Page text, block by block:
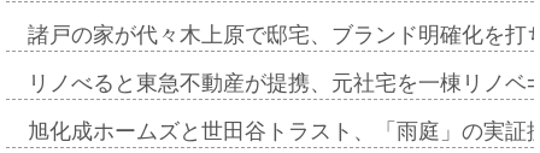
諸戸の家が代々木上原で邸宅、ブランド明確化を
リノべると東急不動産が提携、元社宅を一棟リノ
旭化成ホームズと世田谷トラスト、「雨庭」の実